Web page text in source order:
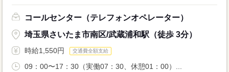
コールセンター（テレフォンオペレーター）
埼玉県さいたま市南区/武蔵浦和駅（徒歩 3分）
時給1,550円 交通費全額支給
09：00〜17：30（実働07：30、休憩01：00）...